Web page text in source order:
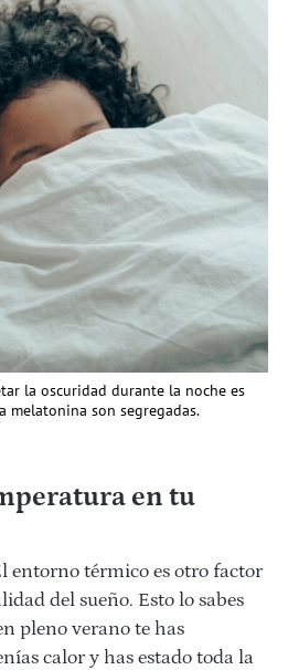
la oscuridad durante la noche es
son segregadas.
en tu
entorno térmico es otro factor
del sueño. Esto lo sabes
pleno verano te has
calor y has estado toda la